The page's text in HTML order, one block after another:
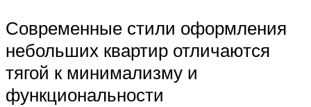
Современные стили оформления
небольших квартир отличаются
тягой к минимализму и
функциональности